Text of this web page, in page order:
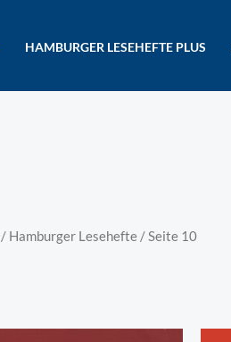
HAMBURGER LESEHEFTE PLUS
/ Hamburger Lesehefte/ Seite 10